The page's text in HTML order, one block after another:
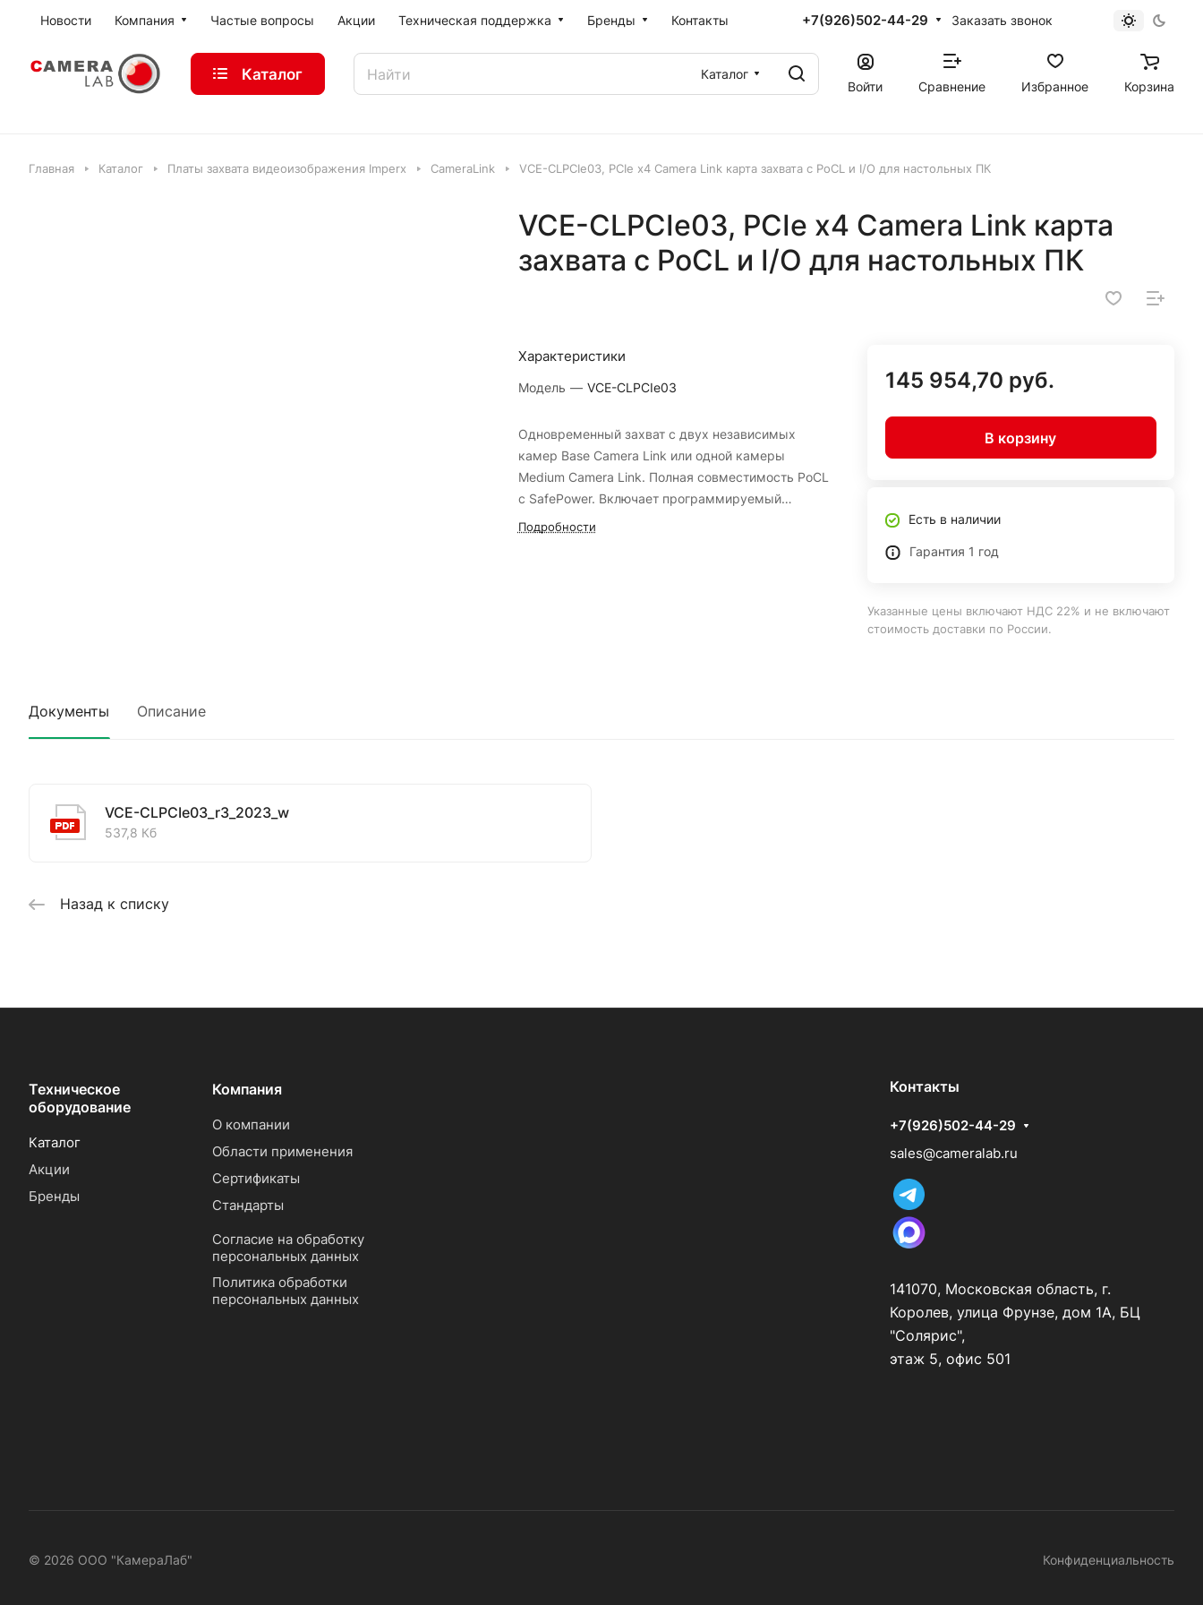
Новости Компания Частые вопросы Акции Техническая поддержка Бренды Контакты +7(926)502-44-29 Заказать звонок
Каталог
Каталог
Войти
Сравнение Избранное Корзина
Главная Каталог Платы захвата видеоизображения Imperx CameraLink VCE-CLPCIe03, PCIe x4 Camera Link карта захвата с PoCL и I/O для настольных ПК
VCE-CLPCIe03, PCIe x4 Camera Link карта
захвата с PoCL и I/O для настольных ПК
Характеристики
Модель — VCE-CLPCIe03
Одновременный захват с двух независимых
камер Base Camera Link или одной камеры
Medium Camera Link. Полная совместимость PoCL
с SafePower. Включает программируемый
контроллер логики и 8 I/O сигналов.
Подробности
145 954,70 руб.
В корзину
Есть в наличии
Гарантия 1 год
Указанные цены включают НДС 22% и не включают
стоимость доставки по России.
Документы Описание
VCE-CLPCIe03_r3_2023_w
537,8 Кб
Назад к списку
Техническое
оборудование
Каталог
Акции
Бренды
Компания
О компании
Области применения
Сертификаты
Стандарты
Согласие на обработку
персональных данных
Политика обработки
персональных данных
Контакты
+7(926)502-44-29
sales@cameralab.ru
141070, Московская область, г.
Королев, улица Фрунзе, дом 1А, БЦ
"Солярис",
этаж 5, офис 501
© 2026 ООО "КамераЛаб" Конфиденциальность